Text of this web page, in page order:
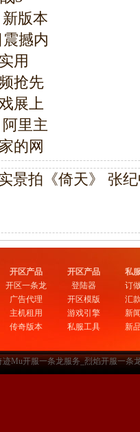
版本
撼内
用
抢先
展上
里主
的网
景拍《倚天》 张
开区产品
开区一条龙
广告代理
主机租用
传奇版本
开区产品
登陆器
开区模版
游戏引擎
私服工具
私
订
汇
新
新
Mu开服一条龙服务_烈焰开服一条